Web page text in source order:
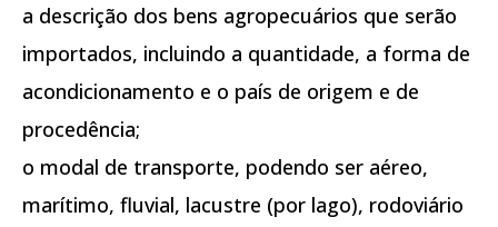
a descrição dos bens agropecuários que serão
importados, incluindo a quantidade, a forma de
acondicionamento e o país de origem e de
procedência;
o modal de transporte, podendo ser aéreo,
marítimo, fluvial, lacustre (por lago), rodoviário